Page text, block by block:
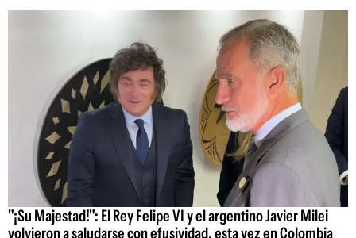
"¡Su Majestad!": El Rey Felipe VI y el argentino Javier Milei
volvieron a saludarse con efusividad, esta vez en Colombia